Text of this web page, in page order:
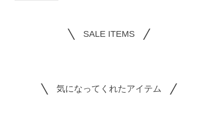
SALE ITEMS
気になってくれたアイテム